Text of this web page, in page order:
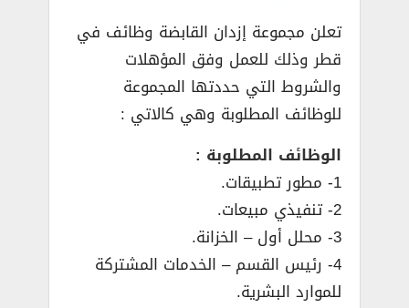
تعلن مجموعة إزدان القابضة وظائف في
قطر وذلك للعمل وفق المؤهلات
والشروط التي حددتها المجموعة
للوظائف المطلوبة وهي كالاتي :
الوظائف المطلوبة :
1- مطور تطبيقات.
2- تنفيذي مبيعات.
3- محلل أول – الخزانة.
4- رئيس القسم – الخدمات المشتركة
للموارد البشرية.